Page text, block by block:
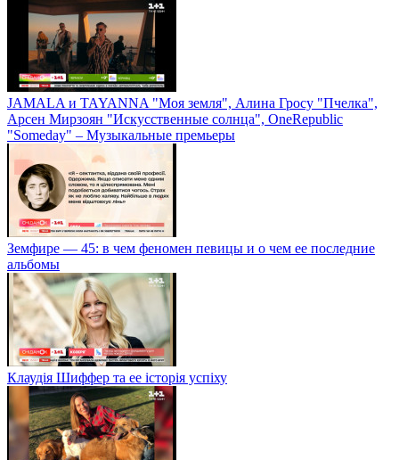
JAMALA и TAYANNA "Моя земля", Алина Гросу "Пчелка",
Арсен Мирзоян "Искусственные солнца", OneRepublic
"Someday" – Музыкальные премьеры
Земфире — 45: в чем феномен певицы и о чем ее последние
альбомы
Клаудія Шиффер та ее історія успіху